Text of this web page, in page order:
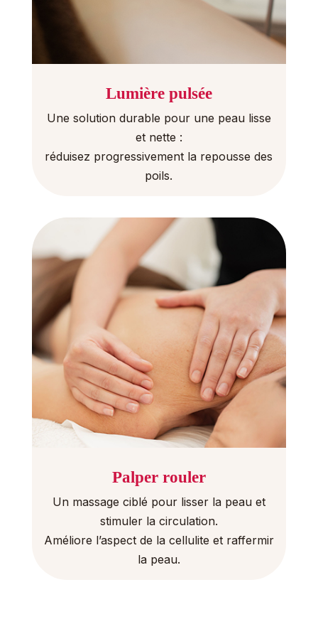
Lumière pulsée
Une solution durable pour une peau lisse
et nette :
réduisez progressivement la repousse des
poils.
Palper rouler
Un massage ciblé pour lisser la peau et
stimuler la circulation.
Améliore l’aspect de la cellulite et raffermir
la peau.